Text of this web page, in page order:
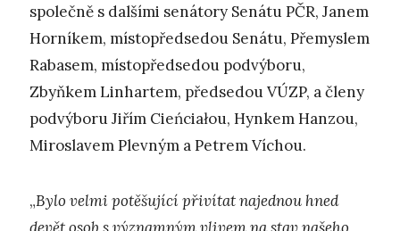
společně s dalšími senátory Senátu PČR, Janem
Horníkem, místopředsedou Senátu, Přemyslem
Rabasem, místopředsedou podvýboru,
Zbyňkem Linhartem, předsedou VÚZP, a členy
podvýboru Jiřím Cieńciałou, Hynkem Hanzou,
Miroslavem Plevným a Petrem Víchou.
„Bylo velmi potěšující přivítat najednou hned